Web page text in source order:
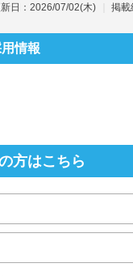
日：2026/07/02(木) 掲載
情報
方はこちら